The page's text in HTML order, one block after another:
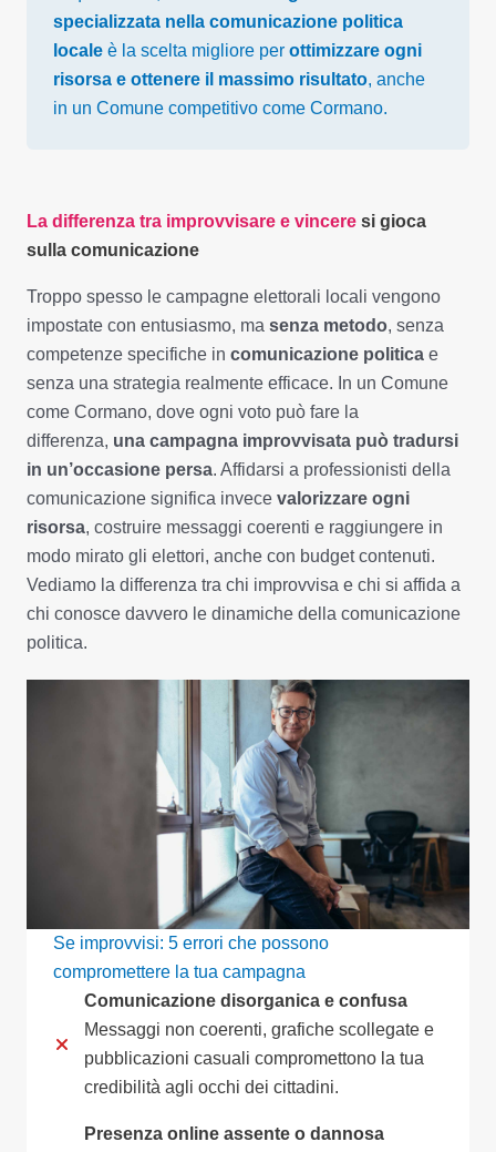
specializzata nella comunicazione politica
locale è la scelta migliore per ottimizzare ogni
risorsa e ottenere il massimo risultato, anche
in un Comune competitivo come Cormano.
La differenza tra improvvisare e vincere si gioca
sulla comunicazione
Troppo spesso le campagne elettorali locali vengono
impostate con entusiasmo, ma senza metodo, senza
competenze specifiche in comunicazione politica e
senza una strategia realmente efficace. In un Comune
come Cormano, dove ogni voto può fare la
differenza, una campagna improvvisata può tradursi
in un’occasione persa. Affidarsi a professionisti della
comunicazione significa invece valorizzare ogni
risorsa, costruire messaggi coerenti e raggiungere in
modo mirato gli elettori, anche con budget contenuti.
Vediamo la differenza tra chi improvvisa e chi si affida a
chi conosce davvero le dinamiche della comunicazione
politica.
Se improvvisi: 5 errori che possono
compromettere la tua campagna
Comunicazione disorganica e confusa
Messaggi non coerenti, grafiche scollegate e
pubblicazioni casuali compromettono la tua
credibilità agli occhi dei cittadini.
Presenza online assente o dannosa